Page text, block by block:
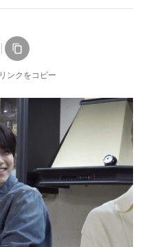
リンクをコピー